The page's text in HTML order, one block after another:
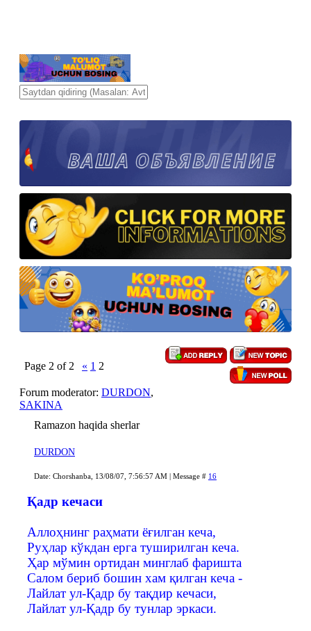
Page 2 of 2 « 1 2
Forum moderator: DURDON,
SAKINA
Ramazon haqida sherlar
DURDON
Date: Chorshanba, 13/08/07, 7:56:57 AM | Message # 16
Қадр кечаси
Аллоҳнинг раҳмати ёғилган кеча,
Руҳлар кўкдан ерга туширилган кеча.
Ҳар мўмин ортидан минглаб фаришта
Салом бериб бошин хам қилган кеча -
Лайлат ул-Қадр бу тақдир кечаси,
Лайлат ул-Қадр бу тунлар эркаси.